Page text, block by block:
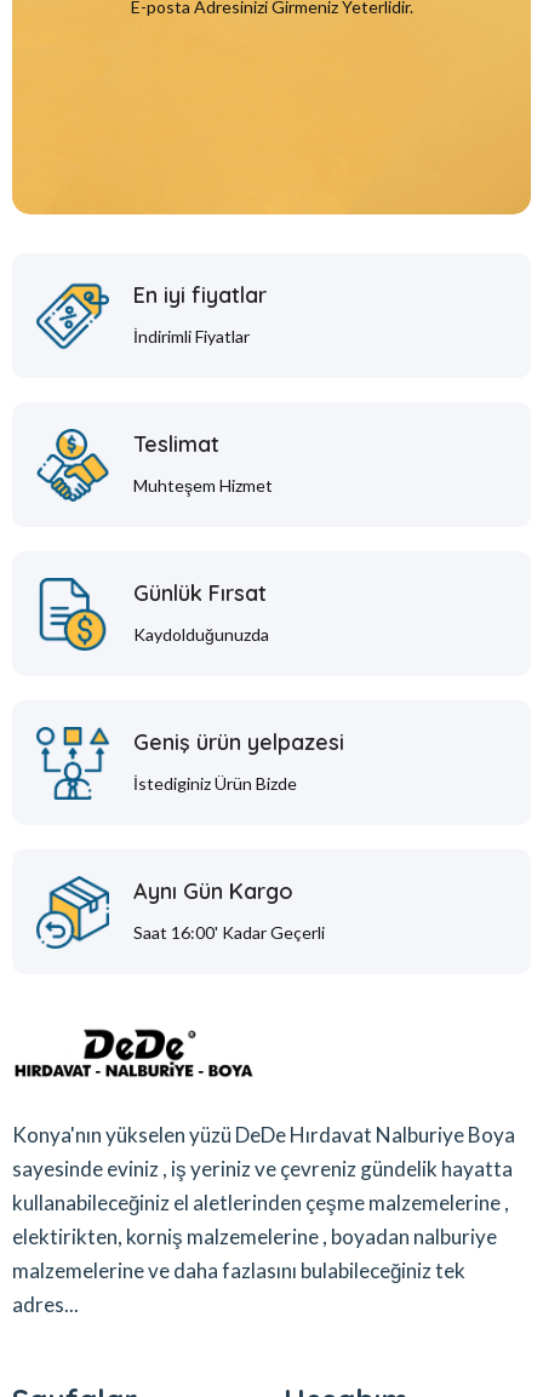
E-posta Adresinizi Girmeniz Yeterlidir.
En iyi fiyatlar
İndirimli Fiyatlar
Teslimat
Muhteşem Hizmet
Günlük Fırsat
Kaydolduğunuzda
Geniş ürün yelpazesi
İstediginiz Ürün Bizde
Aynı Gün Kargo
Saat 16:00' Kadar Geçerli
Konya'nın yükselen yüzü DeDe Hırdavat Nalburiye Boya
sayesinde eviniz , iş yeriniz ve çevreniz gündelik hayatta
kullanabileceğiniz el aletlerinden çeşme malzemelerine ,
elektirikten, korniş malzemelerine , boyadan nalburiye
malzemelerine ve daha fazlasını bulabileceğiniz tek
adres...